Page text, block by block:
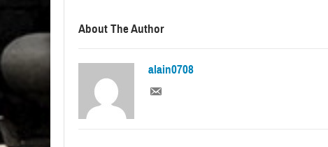
About The Author
alain0708